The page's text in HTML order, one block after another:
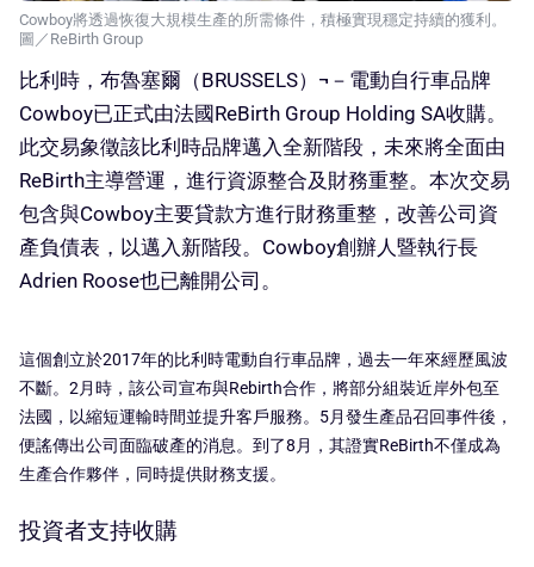
Cowboy將透過恢復大規模生產的所需條件，積極實現穩定持續的獲利。
圖／ReBirth Group
比利時，布魯塞爾（BRUSSELS）¬－電動自行車品牌
Cowboy已正式由法國ReBirth Group Holding SA收購。
此交易象徵該比利時品牌邁入全新階段，未來將全面由
ReBirth主導營運，進行資源整合及財務重整。本次交易
包含與Cowboy主要貸款方進行財務重整，改善公司資
產負債表，以邁入新階段。Cowboy創辦人暨執行長
Adrien Roose也已離開公司。
這個創立於2017年的比利時電動自行車品牌，過去一年來經歷風波
不斷。2月時，該公司宣布與Rebirth合作，將部分組裝近岸外包至
法國，以縮短運輸時間並提升客戶服務。5月發生產品召回事件後，
便謠傳出公司面臨破產的消息。到了8月，其證實ReBirth不僅成為
生產合作夥伴，同時提供財務支援。
投資者支持收購